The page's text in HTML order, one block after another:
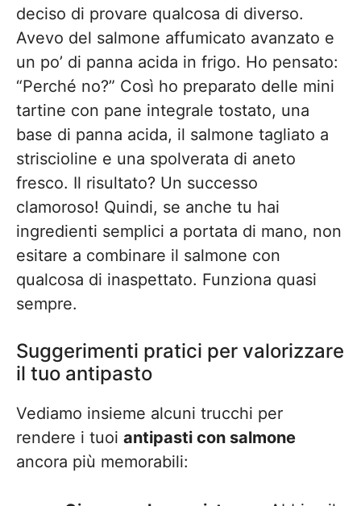
deciso di provare qualcosa di diverso.
Avevo del salmone affumicato avanzato e
un po’ di panna acida in frigo. Ho pensato:
“Perché no?” Così ho preparato delle mini
tartine con pane integrale tostato, una
base di panna acida, il salmone tagliato a
striscioline e una spolverata di aneto
fresco. Il risultato? Un successo
clamoroso! Quindi, se anche tu hai
ingredienti semplici a portata di mano, non
esitare a combinare il salmone con
qualcosa di inaspettato. Funziona quasi
sempre.
Suggerimenti pratici per valorizzare
il tuo antipasto
Vediamo insieme alcuni trucchi per
rendere i tuoi antipasti con salmone
ancora più memorabili: